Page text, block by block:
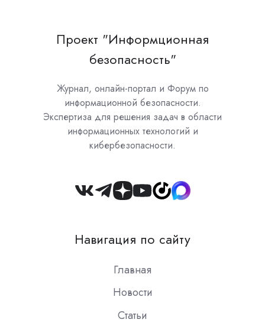
Проект "Информционная
безопасность"
Журнал, онлайн-портал и Форум по
информационной безопасности.
Экспертиза для решения задач в области
информационных технологий и
кибербезопасности.
Join
Slack
Навигация по сайту
Главная
Новости
Статьи